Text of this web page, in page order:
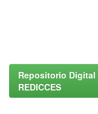
Repositorio Digital
REDICCES